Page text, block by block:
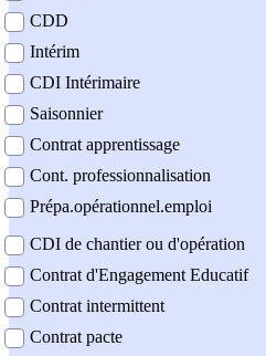
CDD
Intérim
CDI Intérimaire
Saisonnier
Contrat apprentissage
Cont. professionnalisation
Prépa.opérationnel.emploi
CDI de chantier ou d'opération
Contrat d'Engagement Educatif
Contrat intermittent
Contrat pacte